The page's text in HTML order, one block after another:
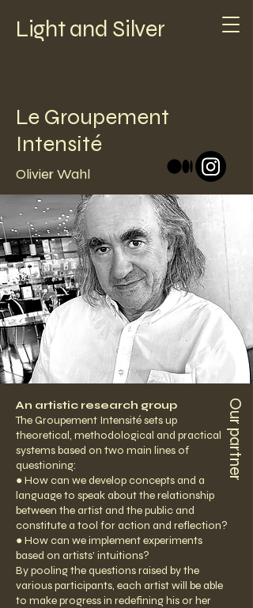
Light and Silver
Le Groupement
Intensité
Olivier Wahl
Our partner
An artistic research group
The Groupement Intensité sets up
theoretical, methodological and practical
systems based on two main lines of
questioning:
● How can we develop concepts and a
language to speak about the relationship
between the artist and the public and
constitute a tool for action and reflection?
● How can we implement experiments
based on artists' intuitions?
By pooling the questions raised by the
various participants, each artist will be able
to make progress in redefining his or her